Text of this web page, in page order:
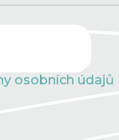
osobních údajů